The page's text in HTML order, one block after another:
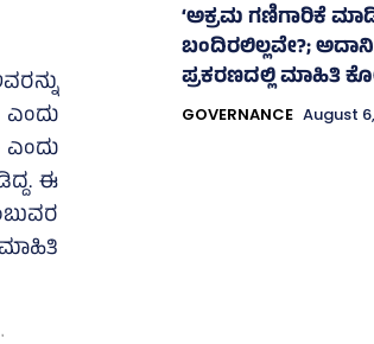
ಈ
‘ಅಕ್ರಮ ಗಣಿಗಾರಿಕೆ
ಬಂದಿರಲಿಲ್ಲವೇ?;
ಪ್ರಕರಣದಲ್ಲಿ ಮಾಹಿತಿ
GOVERNANCE August